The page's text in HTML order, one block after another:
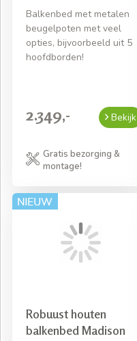
Balkenbed met metalen
beugelpoten met veel
opties, bijvoorbeeld uit 5
hoofdborden!
2.349,- Bekijk
Gratis bezorging &
montage!
Robuust houten
balkenbed Madison